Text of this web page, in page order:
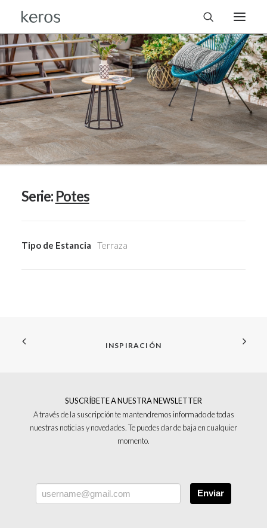
Serie: Potes
Tipo de Estancia Terraza
INSPIRACIÓN
SUSCRÍBETE A NUESTRA NEWSLETTER
A través de la suscripción te mantendremos informado de todas
nuestras noticias y novedades. Te puedes dar de baja en cualquier
momento.
Enviar